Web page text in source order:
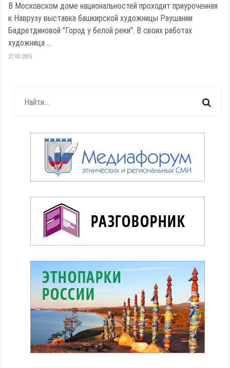
В Московском доме национальностей проходит приуроченная
к Наврузу выставка башкирской художницы Раушании
Бадретдиновой "Город у белой реки". В своих работах
художница ...
27.03.2015